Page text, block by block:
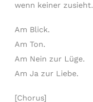
wenn keiner zusieht.
Am Blick.
Am Ton.
Am Nein zur Lüge.
Am Ja zur Liebe.
[Chorus]